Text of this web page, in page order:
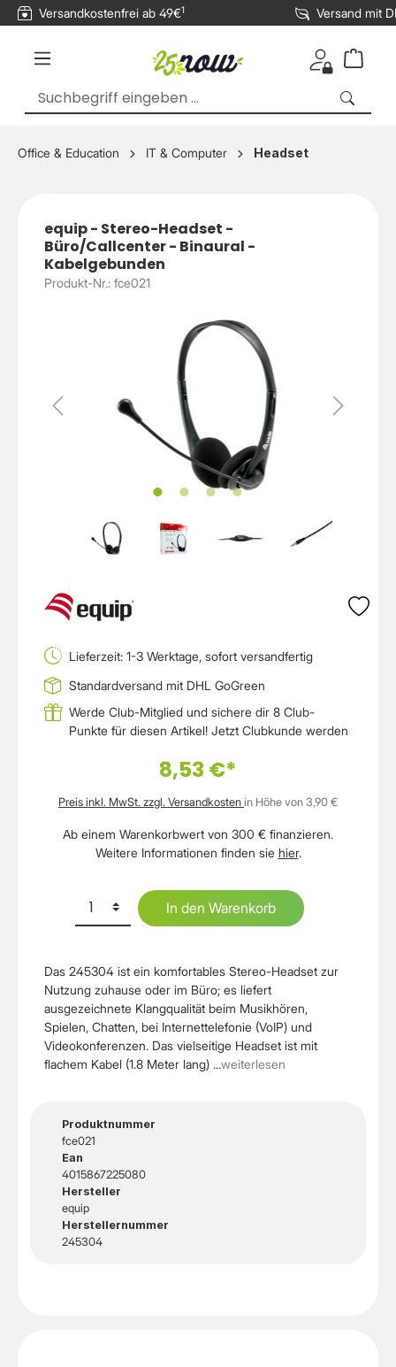
springen
Versandkostenfrei ab 49€1 Versand mit
Office & Education IT & Computer Headset
equip - Stereo-Headset -
Büro/Callcenter - Binaural -
Kabelgebunden
Produkt-Nr.: fce021
Das 245304 ist ein komfortables Stereo-Headset zur
Nutzung zuhause oder im Büro; es liefert
ausgezeichnete Klangqualität beim Musikhören,
Spielen, Chatten, bei Internettelefonie (VoIP) und
Videokonferenzen. Das vielseitige Headset ist mit
flachem Kabel (1.8 Meter lang) ...weiterlesen
Produktnummer
fce021
Ean
4015867225080
Hersteller
equip
Herstellernummer
245304
Lieferzeit: 1-3 Werktage, sofort versandfertig
Standardversand mit DHL GoGreen
Werde Club-Mitglied und sichere dir 8 Club-
Punkte für diesen Artikel! Jetzt Clubkunde werden
8,53 €*
Preis inkl. MwSt. zzgl. Versandkosten in Höhe von 3,90 €
Ab einem Warenkorbwert von 300 € finanzieren.
Weitere Informationen finden sie hier.
In den Warenkorb